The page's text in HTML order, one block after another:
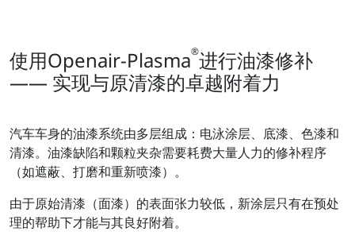
使用Openair-Plasma®进行油漆修补
—— 实现与原清漆的卓越附着力
汽车车身的油漆系统由多层组成：电泳涂层、底漆、色漆和
清漆。油漆缺陷和颗粒夹杂需要耗费大量人力的修补程序
（如遮蔽、打磨和重新喷漆）。
由于原始清漆（面漆）的表面张力较低，新涂层只有在预处
理的帮助下才能与其良好附着。